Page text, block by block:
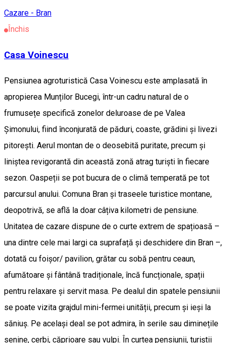
Cazare - Bran
Închis
Casa Voinescu
Pensiunea agroturistică Casa Voinescu este amplasată în
apropierea Munților Bucegi, într-un cadru natural de o
frumusețe specifică zonelor deluroase de pe Valea
Șimonului, fiind înconjurată de păduri, coaste, grădini și livezi
pitorești. Aerul montan de o deosebită puritate, precum și
liniștea revigorantă din această zonă atrag turiști în fiecare
sezon. Oaspeții se pot bucura de o climă temperată pe tot
parcursul anului. Comuna Bran și traseele turistice montane,
deopotrivă, se află la doar câțiva kilometri de pensiune.
Unitatea de cazare dispune de o curte extrem de spațioasă –
una dintre cele mai largi ca suprafață și deschidere din Bran –,
dotată cu foișor/ pavilion, grătar cu sobă pentru ceaun,
afumătoare și fântână tradiționale, încă funcționale, spații
pentru relaxare și servit masa. Pe dealul din spatele pensiunii
se poate vizita grajdul mini-fermei unității, precum și ieși la
săniuș. Pe același deal se pot admira, în serile sau diminețile
senine, cerbi, căprioare sau vulpi. În curtea pensiunii, turiștii